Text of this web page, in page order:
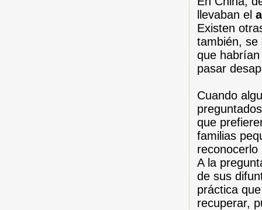
llevaban el
Existen
también, se
que
pasar
Cuando
que
familias
A la
de sus
práctica
recuperar,